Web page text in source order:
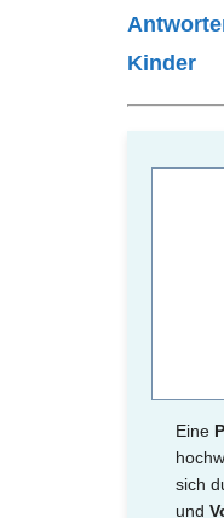
Kinder
Eine
sich
und